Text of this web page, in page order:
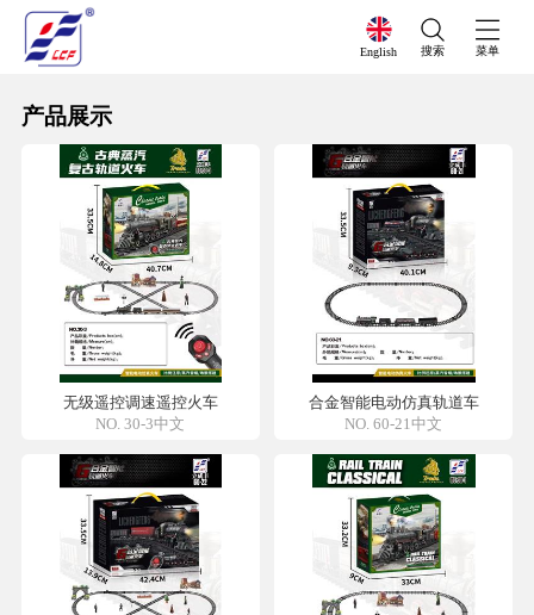
English 搜索 菜单
产品展示
无级遥控调速遥控火车
NO. 30-3中文
合金智能电动仿真轨道车
NO. 60-21中文